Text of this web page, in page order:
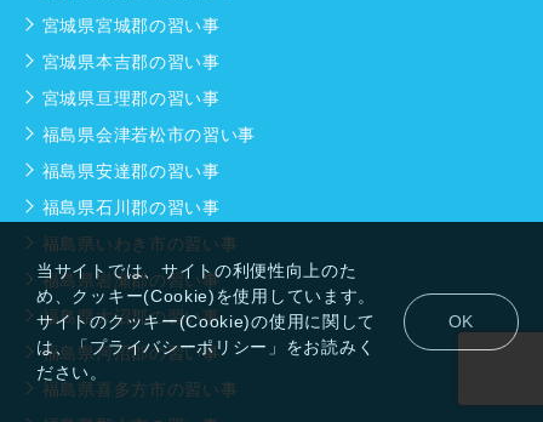
当サイトでは、サイトの利便性向上のた
め、クッキー(Cookie)を使用しています。
サイトのクッキー(Cookie)の使用に関して
は、「プライバシーポリシー」をお読みく
ださい。
OK
宮城県宮城郡の習い事
宮城県本吉郡の習い事
宮城県亘理郡の習い事
福島県会津若松市の習い事
福島県安達郡の習い事
福島県石川郡の習い事
福島県いわき市の習い事
福島県岩瀬郡の習い事
福島県大沼郡の習い事
福島県河沼郡の習い事
福島県喜多方市の習い事